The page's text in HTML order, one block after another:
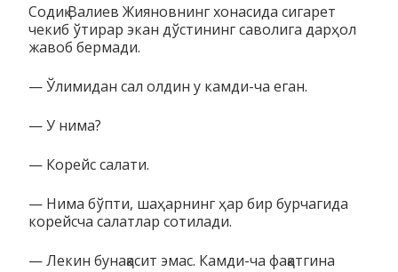
Содиқ Валиев Жияновнинг хонасида сигарет
чекиб ўтирар экан дўстининг саволига дарҳол
жавоб бермади.
— Ўлимидан сал олдин у камди-ча еган.
— У нима?
— Корейс салати.
— Нима бўпти, шаҳарнинг ҳар бир бурчагида
корейсча салатлар сотилади.
— Лекин бунақасит эмас. Камди-ча фақатгина